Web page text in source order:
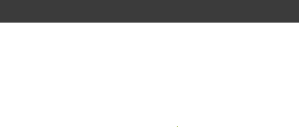
تعرف علي الجمعية اللوائح والسياسات التقارير